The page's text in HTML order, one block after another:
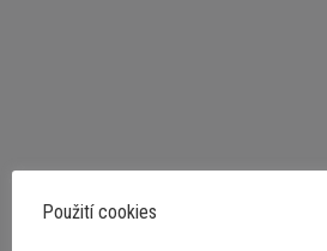
Použití cookies